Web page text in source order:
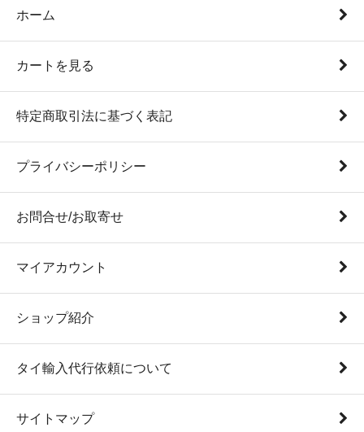
ホーム
カートを見る
特定商取引法に基づく表記
プライバシーポリシー
お問合せ/お取寄せ
マイアカウント
ショップ紹介
タイ輸入代行依頼について
サイトマップ